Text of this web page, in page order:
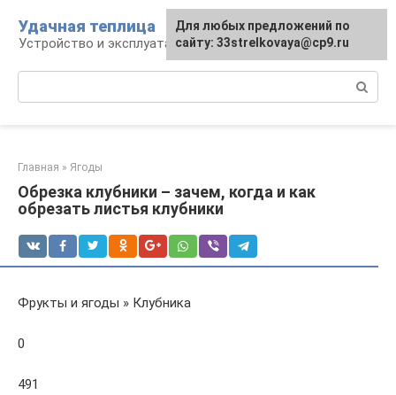
контенту
Удачная теплица
Устройство и эксплуатация теплиц
Главная » Ягоды
Обрезка клубники – зачем, когда и как
обрезать листья клубники
Фрукты и ягоды » Клубника
0
491
Для любых предложений по
сайту: 33strelkovaya@cp9.ru